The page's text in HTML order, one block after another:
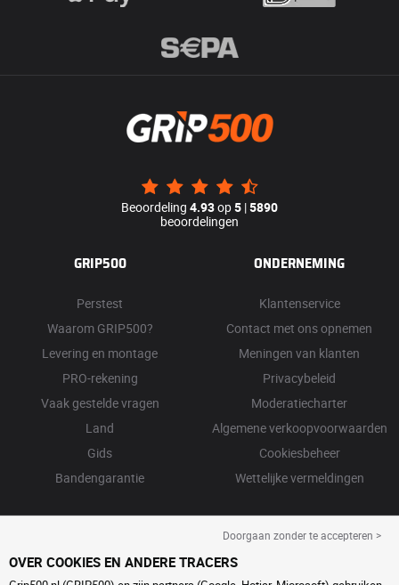
Beoordeling 4.93op5 |5890
beoordelingen
GRIP500
Perstest
Waarom GRIP500?
Levering en montage
PRO-rekening
Vaak gestelde vragen
Land
Gids
Bandengarantie
ONDERNEMING
Klantenservice
Contact met ons opnemen
Meningen van klanten
Privacybeleid
Moderatiecharter
Algemene verkoopvoorwaarden
Cookiesbeheer
Wettelijke vermeldingen
Doorgaan zonder te accepteren >
OVER COOKIES EN ANDERE TRACERS